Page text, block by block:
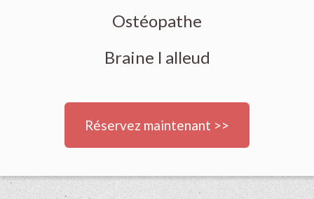
Ostéopathe
Braine l alleud
Réservez maintenant >>